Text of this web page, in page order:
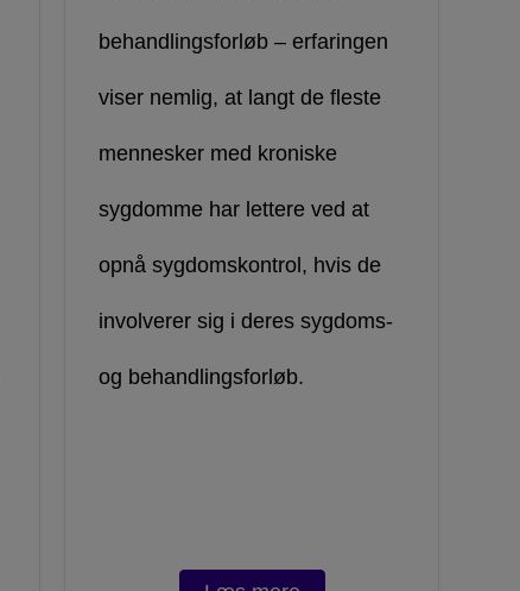
behandlingsforløb – erfaringen
viser nemlig, at langt de fleste
mennesker med kroniske
sygdomme har lettere ved at
opnå sygdomskontrol, hvis de
involverer sig i deres sygdoms-
og behandlingsforløb.